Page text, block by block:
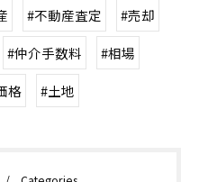
#不動産査定
#売却
#仲介手数料
#相場
格 #土地